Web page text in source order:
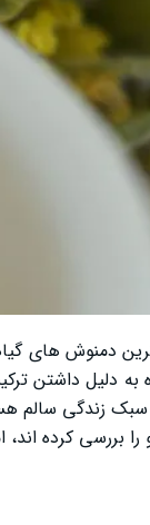
دمنوش‌ های
دلیل داشتن
زندگی سالم
بررسی کرده‌